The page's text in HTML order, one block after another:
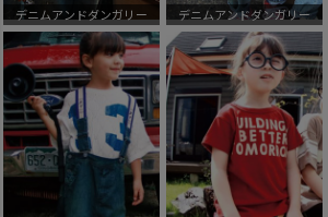
デニムアンドダンガリー デニムアンドダンガリー